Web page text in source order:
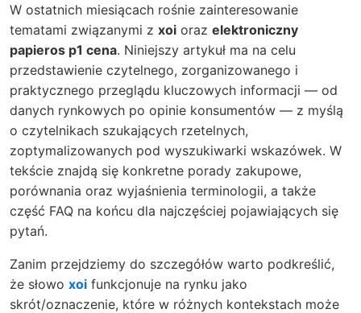
W ostatnich miesiącach rośnie zainteresowanie
tematami związanymi z xoi oraz elektroniczny
papieros p1 cena. Niniejszy artykuł ma na celu
przedstawienie czytelnego, zorganizowanego i
praktycznego przeglądu kluczowych informacji — od
danych rynkowych po opinie konsumentów — z myślą
o czytelnikach szukających rzetelnych,
zoptymalizowanych pod wyszukiwarki wskazówek. W
tekście znajdą się konkretne porady zakupowe,
porównania oraz wyjaśnienia terminologii, a także
część FAQ na końcu dla najczęściej pojawiających się
pytań.
Zanim przejdziemy do szczegółów warto podkreślić,
że słowo xoi funkcjonuje na rynku jako
skrót/oznaczenie, które w różnych kontekstach może